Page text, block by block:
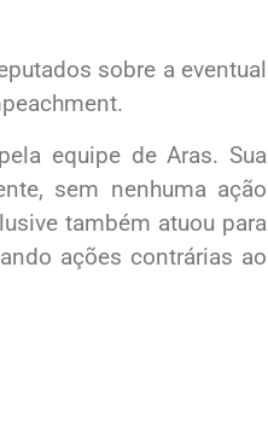
sobre a eventual
equipe de Aras. Sua
sem nenhuma ação
também atuou para
ações contrárias ao